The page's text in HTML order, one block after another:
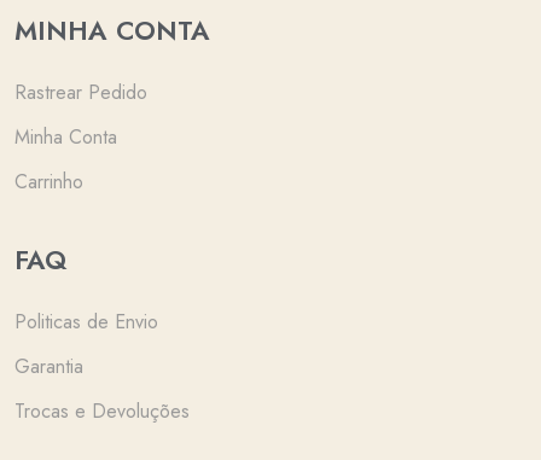
MINHA CONTA
Rastrear Pedido
Minha Conta
Carrinho
FAQ
Politicas de Envio
Garantia
Trocas e Devoluções